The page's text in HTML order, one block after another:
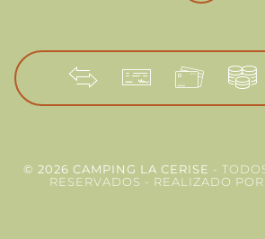
© 2026 CAMPING LA CERISE -
RESERVADOS - REALIZADO POR